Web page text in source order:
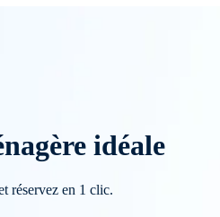
idéale
réservez en 1 clic.